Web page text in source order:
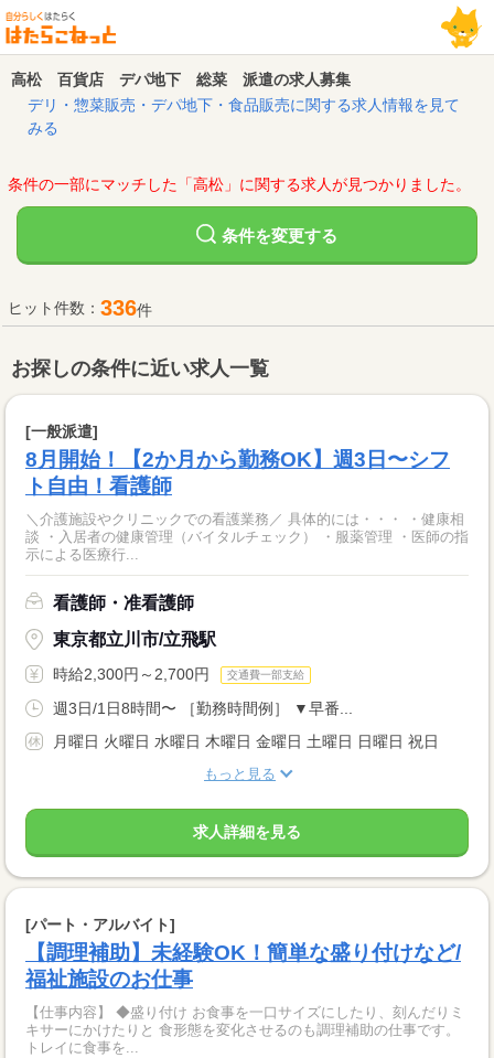
高松 百貨店 デパ地下 総菜 派遣の求人募集
デリ・惣菜販売・デパ地下・食品販売に関する求人情報を見て
みる
条件の一部にマッチした「高松」に関する求人が見つかりました。
条件を変更する
ヒット件数： 336件
お探しの条件に近い求人一覧
[一般派遣]
8月開始！【2か月から勤務OK】週3日〜シフ
ト自由！看護師
＼介護施設やクリニックでの看護業務／ 具体的には・・・ ・健康相
談 ・入居者の健康管理（バイタルチェック） ・服薬管理 ・医師の指
示による医療行...
看護師・准看護師
東京都立川市/立飛駅
時給2,300円～2,700円 交通費一部支給
週3日/1日8時間〜 ［勤務時間例］ ▼早番...
月曜日 火曜日 水曜日 木曜日 金曜日 土曜日 日曜日 祝日
もっと見る
求人詳細を見る
[パート・アルバイト]
【調理補助】未経験OK！簡単な盛り付けなど/
福祉施設のお仕事
【仕事内容】 ◆盛り付け お食事を一口サイズにしたり、刻んだりミ
キサーにかけたりと 食形態を変化させるのも調理補助の仕事です。
トレイに食事を...